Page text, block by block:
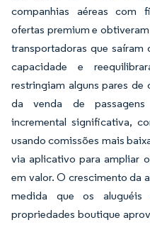
companhias aéreas com
ofertas premium e
transportadoras que saíram
capacidade e
restringiam alguns pares
da venda de
incremental significativa,
usando comissões mais
via aplicativo para ampliar
em valor. O crescimento da
medida que os
propriedades boutique